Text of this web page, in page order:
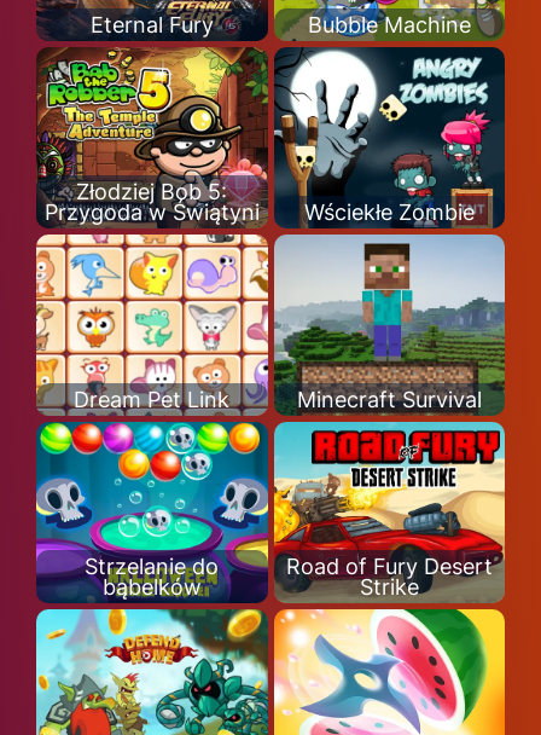
Eternal Fury Bubble Machine
Złodziej Bob 5:
Przygoda w Świątyni
Wściekłe Zombie
Dream Pet Link Minecraft Survival
Strzelanie do
bąbelków
Road of Fury Desert
Strike